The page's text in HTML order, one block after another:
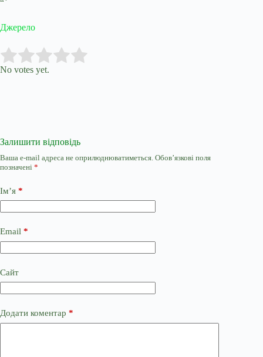
“`
Джерело
Rate this item:
No votes yet.
Залишити відповідь
Ваша e-mail адреса не оприлюднюватиметься. Обов’язкові поля
позначені *
Ім’я *
Email *
Сайт
Додати коментар *